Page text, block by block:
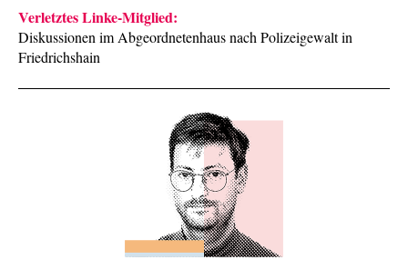
Verletztes Linke-Mitglied:
Diskussionen im Abgeordnetenhaus nach Polizeigewalt in
Friedrichshain